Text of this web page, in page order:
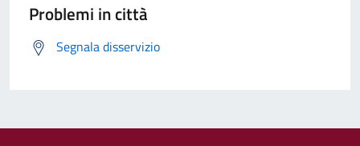
Problemi in città
Segnala disservizio